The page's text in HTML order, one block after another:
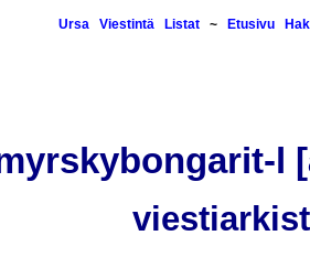
Ursa Viestintä Listat~ Etusivu
l